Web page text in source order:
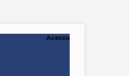
Acesso